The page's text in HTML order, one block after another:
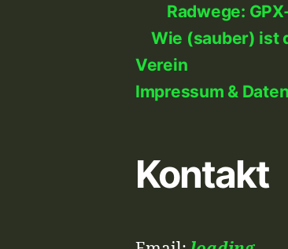
Radwege:
Wie (sauber) ist
Verein
Impressum &
Kontakt